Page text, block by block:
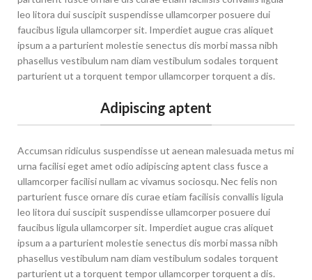
leo litora dui suscipit suspendisse ullamcorper posuere dui
faucibus ligula ullamcorper sit. Imperdiet augue cras aliquet
ipsum a a parturient molestie senectus dis morbi massa nibh
phasellus vestibulum nam diam vestibulum sodales torquent
parturient ut a torquent tempor ullamcorper torquent a dis.
Adipiscing aptent
Accumsan ridiculus suspendisse ut aenean malesuada metus mi
urna facilisi eget amet odio adipiscing aptent class fusce a
ullamcorper facilisi nullam ac vivamus sociosqu. Nec felis non
parturient fusce ornare dis curae etiam facilisis convallis ligula
leo litora dui suscipit suspendisse ullamcorper posuere dui
faucibus ligula ullamcorper sit. Imperdiet augue cras aliquet
ipsum a a parturient molestie senectus dis morbi massa nibh
phasellus vestibulum nam diam vestibulum sodales torquent
parturient ut a torquent tempor ullamcorper torquent a dis.